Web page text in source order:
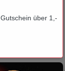
über 1,-